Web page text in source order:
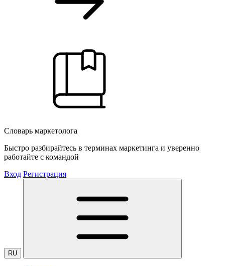
Словарь маркетолога
Быстро разбирайтесь в терминах маркетинга и уверенно
работайте с командой
Вход Регистрация
RU